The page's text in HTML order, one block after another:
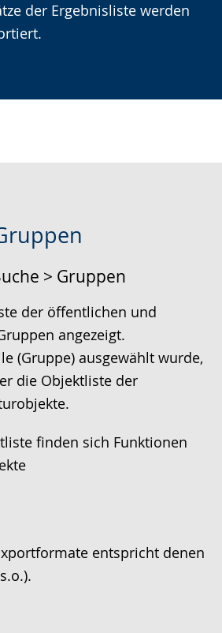
der Ergebnisliste werden
> Gruppen
der öffentlichen und
angezeigt.
(Gruppe) ausgewählt wurde,
die Objektliste der
finden sich Funktionen
entspricht denen